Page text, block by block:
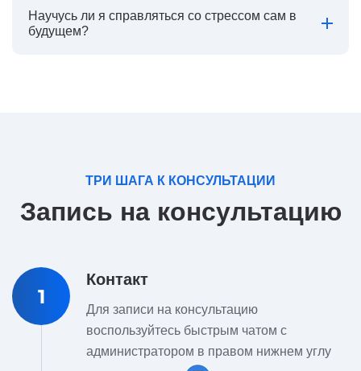
Научусь ли я справляться со стрессом сам в
будущем?
ТРИ ШАГА К КОНСУЛЬТАЦИИ
Запись на консультацию
1
Контакт
Для записи на консультацию
воспользуйтесь быстрым чатом с
администратором в правом нижнем углу